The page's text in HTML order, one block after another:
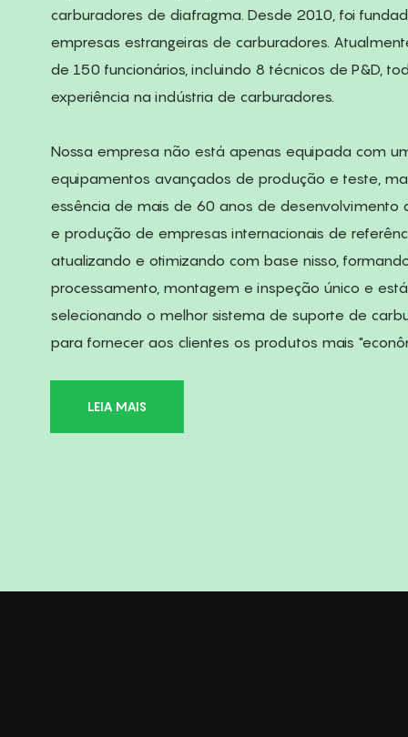
carburadores de diafragma. Desde 2010, foi
empresas estrangeiras de carburadores.
de 150 funcionários, incluindo 8 técnicos de P&D,
experiência na indústria de carburadores.
Nossa empresa não está apenas equipada com
equipamentos avançados de produção e teste,
essência de mais de 60 anos de desenvolvimento
e produção de empresas internacionais de
atualizando e otimizando com base nisso,
processamento, montagem e inspeção único e
selecionando o melhor sistema de suporte de
para fornecer aos clientes os produtos mais
LEIA MAIS